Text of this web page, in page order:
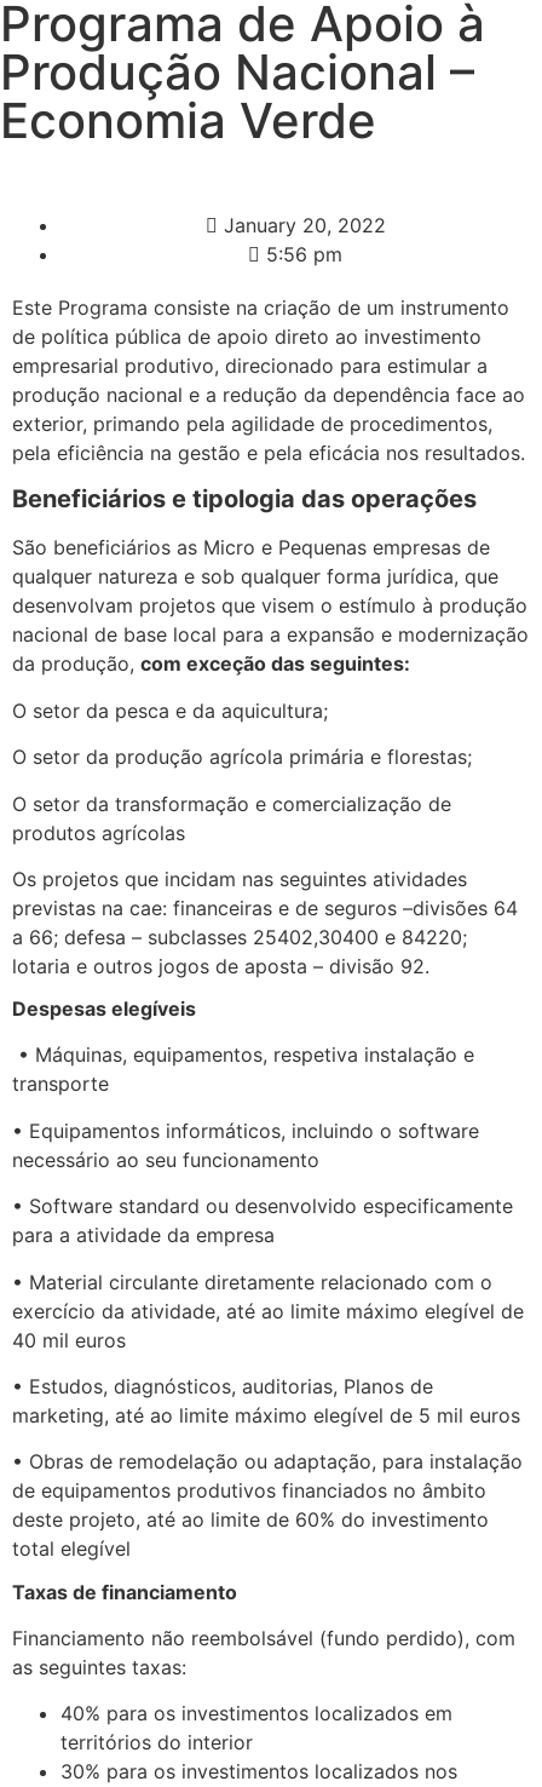
Programa de Apoio à
Produção Nacional –
Economia Verde
January 20, 2022
5:56 pm
Este Programa consiste na criação de um instrumento
de política pública de apoio direto ao investimento
empresarial produtivo, direcionado para estimular a
produção nacional e a redução da dependência face ao
exterior, primando pela agilidade de procedimentos,
pela eficiência na gestão e pela eficácia nos resultados.
Beneficiários e tipologia das operações
São beneficiários as Micro e Pequenas empresas de
qualquer natureza e sob qualquer forma jurídica, que
desenvolvam projetos que visem o estímulo à produção
nacional de base local para a expansão e modernização
da produção, com exceção das seguintes:
O setor da pesca e da aquicultura;
O setor da produção agrícola primária e florestas;
O setor da transformação e comercialização de
produtos agrícolas
Os projetos que incidam nas seguintes atividades
previstas na cae: financeiras e de seguros –divisões 64
a 66; defesa – subclasses 25402,30400 e 84220;
lotaria e outros jogos de aposta – divisão 92.
Despesas elegíveis
• Máquinas, equipamentos, respetiva instalação e
transporte
• Equipamentos informáticos, incluindo o software
necessário ao seu funcionamento
• Software standard ou desenvolvido especificamente
para a atividade da empresa
• Material circulante diretamente relacionado com o
exercício da atividade, até ao limite máximo elegível de
40 mil euros
• Estudos, diagnósticos, auditorias, Planos de
marketing, até ao limite máximo elegível de 5 mil euros
• Obras de remodelação ou adaptação, para instalação
de equipamentos produtivos financiados no âmbito
deste projeto, até ao limite de 60% do investimento
total elegível
Taxas de financiamento
Financiamento não reembolsável (fundo perdido), com
as seguintes taxas:
40% para os investimentos localizados em
territórios do interior
30% para os investimentos localizados nos